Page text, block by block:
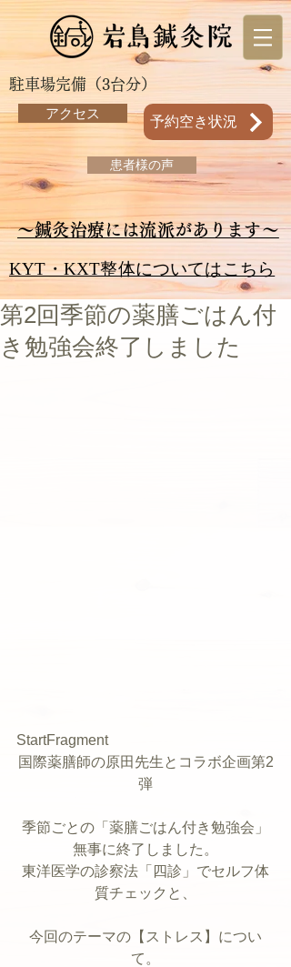
駐車場完備（3台分）
アクセス
予約空き状況
患者様の声
～鍼灸治療には流派があります～
KYT・KXT整体についてはこちら
第2回季節の薬膳ごはん付
き勉強会終了しました
StartFragment
国際薬膳師の原田先生とコラボ企画第2
弾
季節ごとの「薬膳ごはん付き勉強会」
無事に終了しました。
東洋医学の診察法「四診」でセルフ体
質チェックと、
今回のテーマの【ストレス】につい
て。